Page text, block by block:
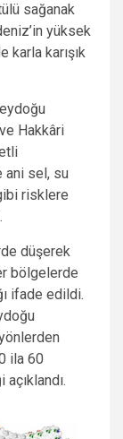
sağanak
yüksek
karla karışık
Hakkâri
ani sel, su
risklere
düşerek
bölgelerde
ifade edildi.
ila 60